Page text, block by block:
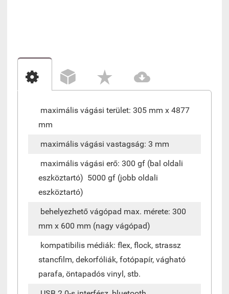
maximális vágási terület: 305 mm x 4877
mm
maximális vágási vastagság: 3 mm
maximális vágási erő: 300 gf (bal oldali
eszköztartó) 5000 gf (jobb oldali
eszköztartó)
behelyezhető vágópad max. mérete: 300
mm x 600 mm (nagy vágópad)
kompatibilis médiák: flex, flock, strassz
stancfilm, dekorfóliák, fotópapír, vágható
parafa, öntapadós vinyl, stb.